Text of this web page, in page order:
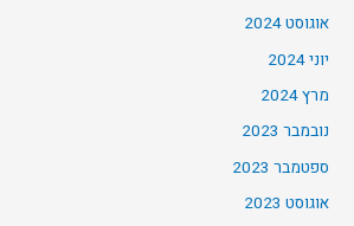
אוגוסט 2024
יוני 2024
מרץ 2024
נובמבר 2023
ספטמבר 2023
אוגוסט 2023